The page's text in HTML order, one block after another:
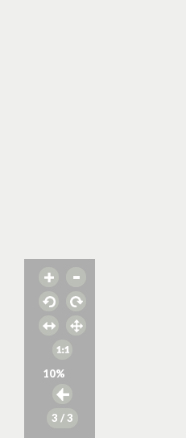
10%
3 / 3